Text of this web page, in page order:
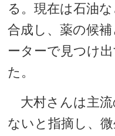
る。現在は石油
合成し、薬の候
ーターで見つけ
た。
大村さんは主流
ないと指摘し、